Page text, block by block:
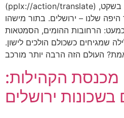
(pplx://action/translate) כמשהו שמדברים עליו בשקט,
שלנו – ירושלים. בתור מישהו
הרחובות ההומים, הסמטאות
שמגיחים כשכולם הולכים לישון.
מכנסת הקהילות:
בשכונות ירושלים